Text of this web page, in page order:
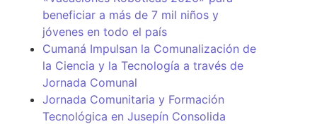
beneficiar a más de 7 mil niños y
jóvenes en todo el país
Cumaná Impulsan la Comunalización de
la Ciencia y la Tecnología a través de
Jornada Comunal
Jornada Comunitaria y Formación
Tecnológica en Jusepín Consolida